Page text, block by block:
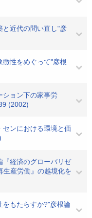
と近代の問い直し"彦
徴性をめぐって"彦根
ション下の家事労
(2002)
ンにおける環境と価
『経済のグローバリゼ
生産労働』の越境化を
をもたらすか?"彦根論